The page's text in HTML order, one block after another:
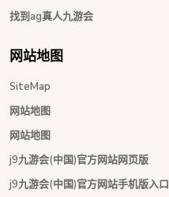
找到ag真人九游会
网站地图
SiteMap
网站地图
网站地图
j9九游会(中国)官方网站网页版
j9九游会(中国)官方网站手机版入口